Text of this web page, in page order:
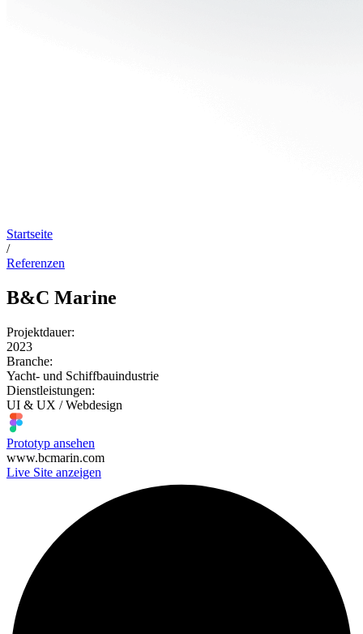
Startseite
/
Referenzen
B&C Marine
Projektdauer:
2023
Branche:
Yacht- und Schiffbauindustrie
Dienstleistungen:
UI & UX / Webdesign
Prototyp ansehen
www.bcmarin.com
Live Site anzeigen